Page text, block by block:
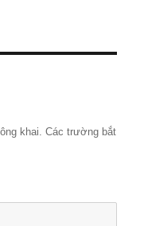
khai.
Các trường bắt